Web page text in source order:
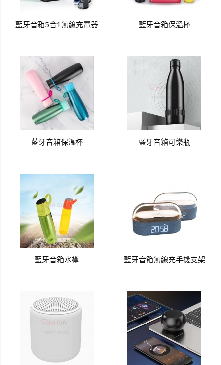
藍牙音箱5合1無線充電器 藍牙音箱保溫杯
藍牙音箱保溫杯 藍牙音箱可樂瓶
藍牙音箱水樽 藍牙音箱無線充手機支架